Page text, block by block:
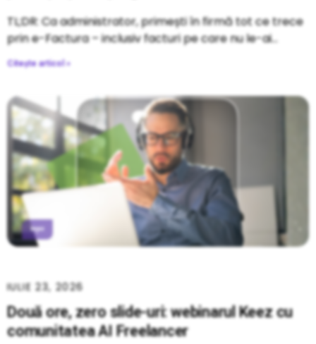
TL;DR: Ca administrator, primești în firmă tot ce trece
prin e-Factura – inclusiv facturi pe care nu le-ai
Citește articol »
Două ore, zero slide-uri: webinarul Keez cu
comunitatea AI Freelancer
IULIE 23, 2026